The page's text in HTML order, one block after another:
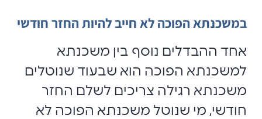
במשכנתא הפוכה לא חייב להיות החזר חודשי
אחד ההבדלים נוסף בין משכנתא
למשכנתא הפוכה הוא שבעוד שנוטלים
משכנתא רגילה צריכים לשלם החזר
חודשי, מי שנוטל משכנתא הפוכה לא